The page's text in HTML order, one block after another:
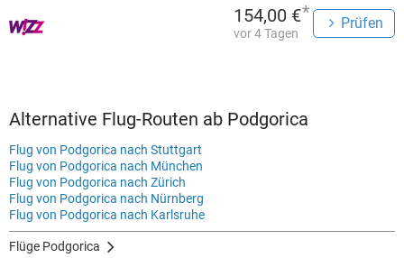
154,00 €*
vor 4 Tagen
Prüfen
Alternative Flug-Routen ab Podgorica
Flug von Podgorica nach Stuttgart
Flug von Podgorica nach München
Flug von Podgorica nach Zürich
Flug von Podgorica nach Nürnberg
Flug von Podgorica nach Karlsruhe
Flüge Podgorica